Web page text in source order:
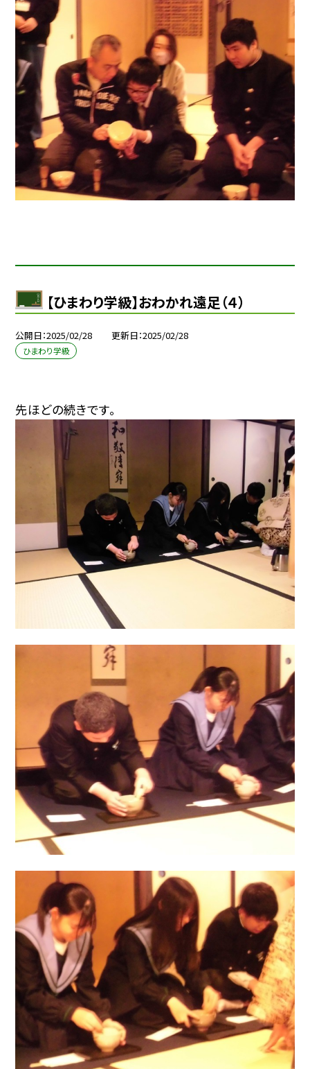
【ひまわり学級】おわかれ遠足（４）
公開日 2025/02/28 更新日 2025/02/28
ひまわり学級
先ほどの続きです。